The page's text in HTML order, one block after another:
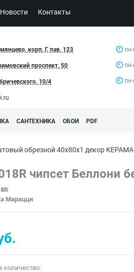
Новости Контакты
корп. Г, пав. 123
проспект, 50
10/4
САНТЕХНИКА ОБОИ PDF
обрезной 40x80x1 декор
чипсет Беллони
Марацци
количество: